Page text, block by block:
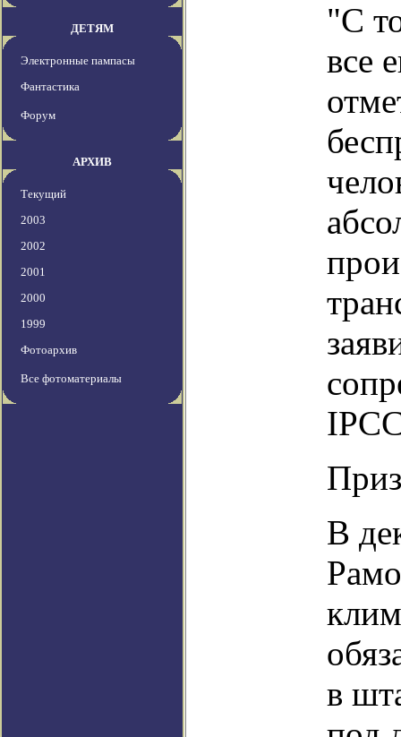
ДЕТЯМ
Электронные пампасы
Фантастика
Форум
АРХИВ
Текущий
2003
2002
2001
2000
1999
Фотоархив
Все фотоматериалы
"С
все
В
в